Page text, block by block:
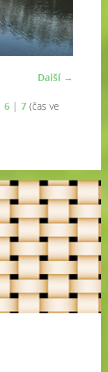
Další →
6 | 7 (čas ve